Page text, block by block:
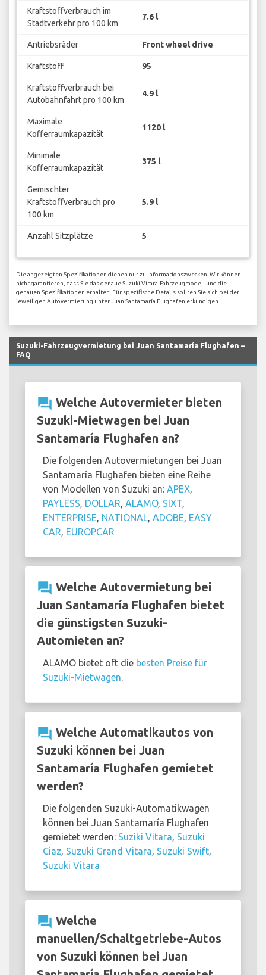
Kraftstoffverbrauch im
Stadtverkehr pro 100 km
7.6 l
Antriebsräder Front wheel drive
Kraftstoff 95
Kraftstoffverbrauch bei
Autobahnfahrt pro 100 km
4.9 l
Maximale
Kofferraumkapazität
1120 l
Minimale
Kofferraumkapazität
375 l
Gemischter
Kraftstoffverbrauch pro
100 km
5.9 l
Anzahl Sitzplätze 5
Die angezeigten Spezifikationen dienen nur zu Informationszwecken. Wir können
nicht garantieren, dass Sie das genaue Suzuki Vitara-Fahrzeugmodell und die
genauen Spezifikationen erhalten. Für spezifische Details sollten Sie sich bei der
jeweiligen Autovermietung unter Juan Santamaría Flughafen erkundigen.
Suzuki-Fahrzeugvermietung bei Juan Santamaría Flughafen –
FAQ
question_answer Welche Autovermieter bieten
Suzuki-Mietwagen bei Juan
Santamaría Flughafen an?
Die folgenden Autovermietungen bei Juan
Santamaría Flughafen bieten eine Reihe
von Modellen von Suzuki an: APEX,
PAYLESS, DOLLAR, ALAMO, SIXT,
ENTERPRISE, NATIONAL, ADOBE, EASY
CAR, EUROPCAR
question_answer Welche Autovermietung bei
Juan Santamaría Flughafen bietet
die günstigsten Suzuki-
Automieten an?
ALAMO bietet oft die besten Preise für
Suzuki-Mietwagen.
question_answer Welche Automatikautos von
Suzuki können bei Juan
Santamaría Flughafen gemietet
werden?
Die folgenden Suzuki-Automatikwagen
können bei Juan Santamaría Flughafen
gemietet werden: Suziki Vitara, Suzuki
Ciaz, Suzuki Grand Vitara, Suzuki Swift,
Suzuki Vitara
question_answer Welche
manuellen/Schaltgetriebe-Autos
von Suzuki können bei Juan